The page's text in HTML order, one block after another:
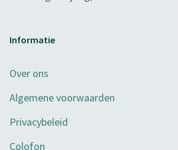
Informatie
Over ons
Algemene voorwaarden
Privacybeleid
Colofon